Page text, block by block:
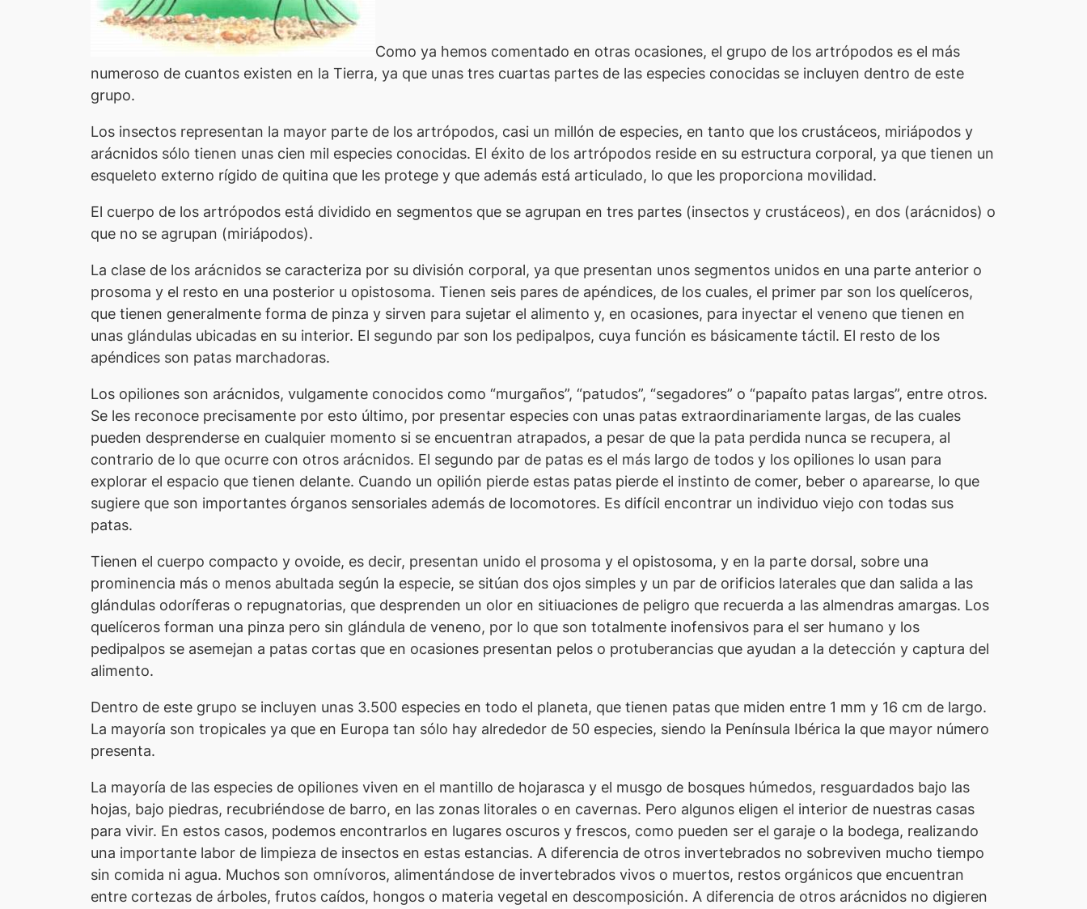
Como ya hemos comentado en otras ocasiones, el grupo de los artrópodos es el más
numeroso de cuantos existen en la Tierra, ya que unas tres cuartas partes de las especies conocidas se incluyen dentro de este
grupo.
Los insectos representan la mayor parte de los artrópodos, casi un millón de especies, en tanto que los crustáceos, miriápodos y
arácnidos sólo tienen unas cien mil especies conocidas. El éxito de los artrópodos reside en su estructura corporal, ya que tienen un
esqueleto externo rígido de quitina que les protege y que además está articulado, lo que les proporciona movilidad.
El cuerpo de los artrópodos está dividido en segmentos que se agrupan en tres partes (insectos y crustáceos), en dos (arácnidos) o
que no se agrupan (miriápodos).
La clase de los arácnidos se caracteriza por su división corporal, ya que presentan unos segmentos unidos en una parte anterior o
prosoma y el resto en una posterior u opistosoma. Tienen seis pares de apéndices, de los cuales, el primer par son los quelíceros,
que tienen generalmente forma de pinza y sirven para sujetar el alimento y, en ocasiones, para inyectar el veneno que tienen en
unas glándulas ubicadas en su interior. El segundo par son los pedipalpos, cuya función es básicamente táctil. El resto de los
apéndices son patas marchadoras.
Los opiliones son arácnidos, vulgamente conocidos como “murgaños”, “patudos”, “segadores” o “papaíto patas largas”, entre otros.
Se les reconoce precisamente por esto último, por presentar especies con unas patas extraordinariamente largas, de las cuales
pueden desprenderse en cualquier momento si se encuentran atrapados, a pesar de que la pata perdida nunca se recupera, al
contrario de lo que ocurre con otros arácnidos. El segundo par de patas es el más largo de todos y los opiliones lo usan para
explorar el espacio que tienen delante. Cuando un opilión pierde estas patas pierde el instinto de comer, beber o aparearse, lo que
sugiere que son importantes órganos sensoriales además de locomotores. Es difícil encontrar un individuo viejo con todas sus
patas.
Tienen el cuerpo compacto y ovoide, es decir, presentan unido el prosoma y el opistosoma, y en la parte dorsal, sobre una
prominencia más o menos abultada según la especie, se sitúan dos ojos simples y un par de orificios laterales que dan salida a las
glándulas odoríferas o repugnatorias, que desprenden un olor en sitiuaciones de peligro que recuerda a las almendras amargas. Los
quelíceros forman una pinza pero sin glándula de veneno, por lo que son totalmente inofensivos para el ser humano y los
pedipalpos se asemejan a patas cortas que en ocasiones presentan pelos o protuberancias que ayudan a la detección y captura del
alimento.
Dentro de este grupo se incluyen unas 3.500 especies en todo el planeta, que tienen patas que miden entre 1 mm y 16 cm de largo.
La mayoría son tropicales ya que en Europa tan sólo hay alrededor de 50 especies, siendo la Península Ibérica la que mayor número
presenta.
La mayoría de las especies de opiliones viven en el mantillo de hojarasca y el musgo de bosques húmedos, resguardados bajo las
hojas, bajo piedras, recubriéndose de barro, en las zonas litorales o en cavernas. Pero algunos eligen el interior de nuestras casas
para vivir. En estos casos, podemos encontrarlos en lugares oscuros y frescos, como pueden ser el garaje o la bodega, realizando
una importante labor de limpieza de insectos en estas estancias. A diferencia de otros invertebrados no sobreviven mucho tiempo
sin comida ni agua. Muchos son omnívoros, alimentándose de invertebrados vivos o muertos, restos orgánicos que encuentran
entre cortezas de árboles, frutos caídos, hongos o materia vegetal en descomposición. A diferencia de otros arácnidos no digieren